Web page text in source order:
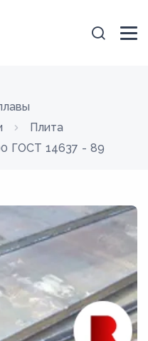
Плита
ГОСТ 14637 - 89